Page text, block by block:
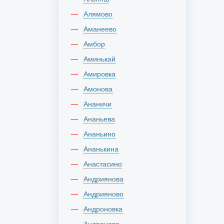
Алямово
Аманеево
Амбор
Аминькай
Амировка
Амонова
Ананичи
Ананьева
Ананьино
Ананькина
Анастасино
Андриянова
Андрияново
Андроновка